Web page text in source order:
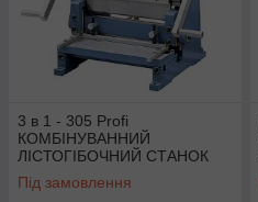
3 в 1 - 305 Profi
КОМБІНУВАННИЙ
ЛІСТОГІБОЧНИЙ СТАНОК
3В1 Bernardo <unk>
Універсальний листогин 3В1
Під замовлення